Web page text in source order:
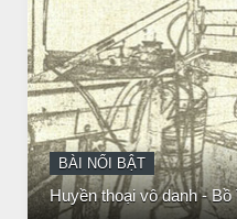
CHUYỆN Ý NGHĨA
NGƯỜI GIÀU THỰC SỰ